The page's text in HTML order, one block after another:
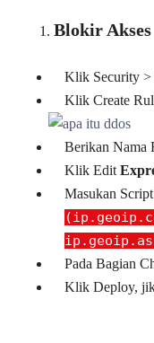
Blokir Akses
Klik Security >
Klik Create
Berikan Nama
Klik Edit
Masukan
Pada Bagian
Klik Deploy,